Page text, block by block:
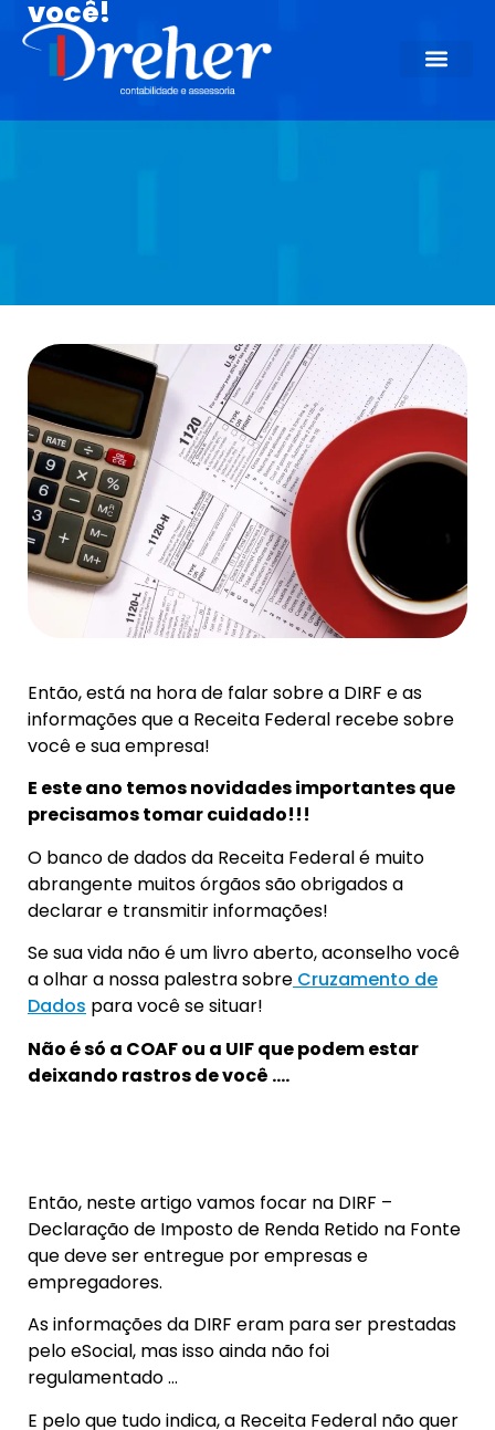
você!
Então, está na hora de falar sobre a DIRF e as
informações que a Receita Federal recebe sobre
você e sua empresa!
E este ano temos novidades importantes que
precisamos tomar cuidado!!!
O banco de dados da Receita Federal é muito
abrangente muitos órgãos são obrigados a
declarar e transmitir informações!
Se sua vida não é um livro aberto, aconselho você
a olhar a nossa palestra sobre Cruzamento de
Dados para você se situar!
Não é só a COAF ou a UIF que podem estar
deixando rastros de você ….
Então, neste artigo vamos focar na DIRF –
Declaração de Imposto de Renda Retido na Fonte
que deve ser entregue por empresas e
empregadores.
As informações da DIRF eram para ser prestadas
pelo eSocial, mas isso ainda não foi
regulamentado …
E pelo que tudo indica, a Receita Federal não quer